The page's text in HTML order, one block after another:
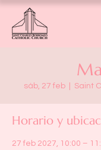
sáb, 27 feb
  |
Saint
Horario y
27 feb 2027, 10:00 –